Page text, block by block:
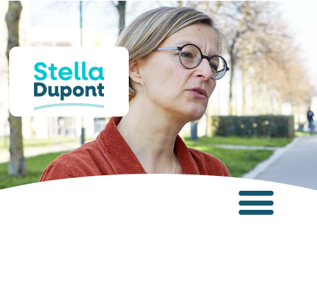
Panneau de gestion des cookies